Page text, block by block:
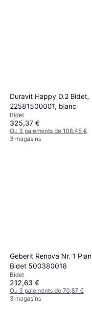
Duravit Happy D.2 Bidet,
22581500001, blanc
Bidet
325,37 €
Ou 3 paiements de 108,45 €
3 magasins
Geberit Renova Nr. 1 Plan
Bidet 500380018
Bidet
212,63 €
Ou 3 paiements de 70,87 €
3 magasins